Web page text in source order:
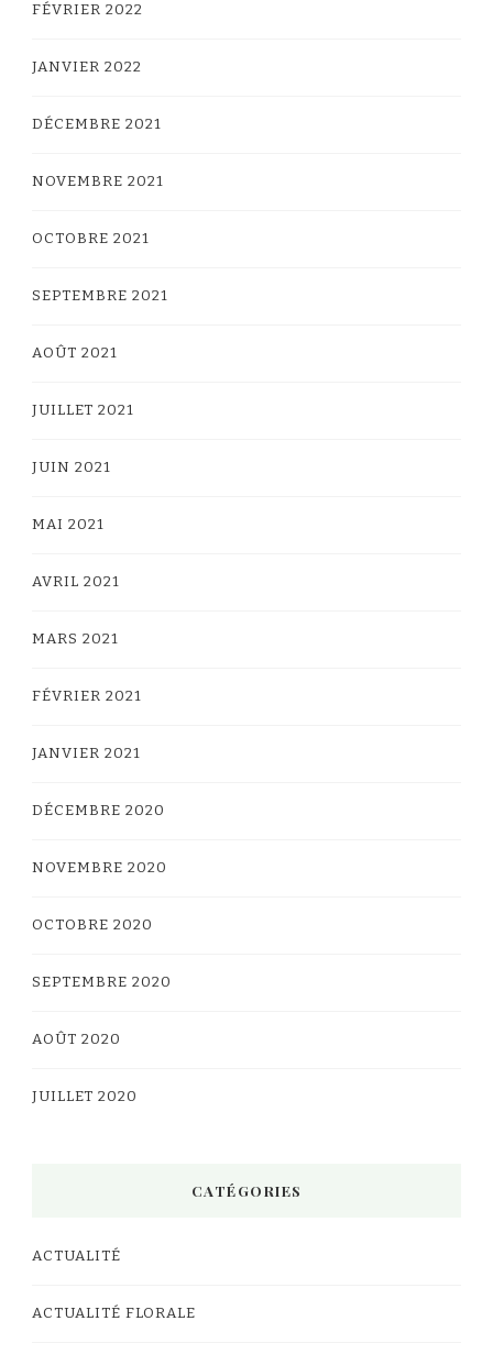
FÉVRIER 2022
JANVIER 2022
DÉCEMBRE 2021
NOVEMBRE 2021
OCTOBRE 2021
SEPTEMBRE 2021
AOÛT 2021
JUILLET 2021
JUIN 2021
MAI 2021
AVRIL 2021
MARS 2021
FÉVRIER 2021
JANVIER 2021
DÉCEMBRE 2020
NOVEMBRE 2020
OCTOBRE 2020
SEPTEMBRE 2020
AOÛT 2020
JUILLET 2020
CATÉGORIES
ACTUALITÉ
ACTUALITÉ FLORALE